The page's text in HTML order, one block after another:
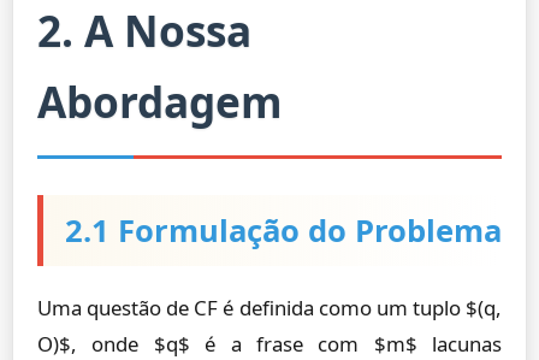
2. A Nossa
Abordagem
2.1 Formulação do Problema
Uma questão de CF é definida como um tuplo $(q,
O)$, onde $q$ é a frase com $m$ lacunas